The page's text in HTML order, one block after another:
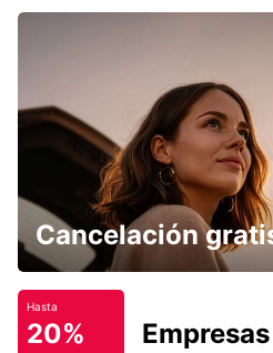
Cancelación
Hasta
20% Empresas